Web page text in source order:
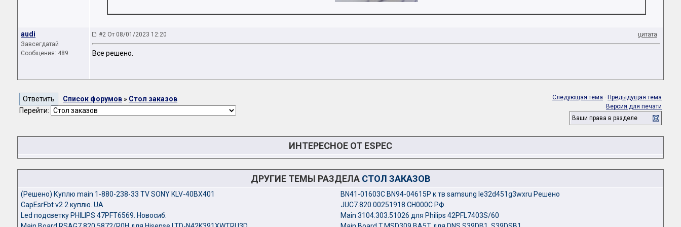
audi
Завсегдатай
Сообщения: 489
#2 От 08/01/2023 12:20 цитата
Все решено.
Список форумов » Стол заказов
Перейти:
Следующая тема · Предыдущая тема
Версия для печати
Ваши права в разделе
ИНТЕРЕСНОЕ ОТ ESPEC
ДРУГИЕ ТЕМЫ РАЗДЕЛА СТОЛ ЗАКАЗОВ
(Решено) Куплю main 1-880-238-33 TV SONY KLV-40BX401
BN41-01603C BN94-04615P к тв samsung le32d451g3wxru Решено
CapEsrFbt v2 2 куплю. UA
JUC7.820.00251918 CH000C РФ.
Led подсветку PHILIPS 47PFT6569. Новосиб.
Main 3104.303.51026 для Philips 42PFL7403S/60